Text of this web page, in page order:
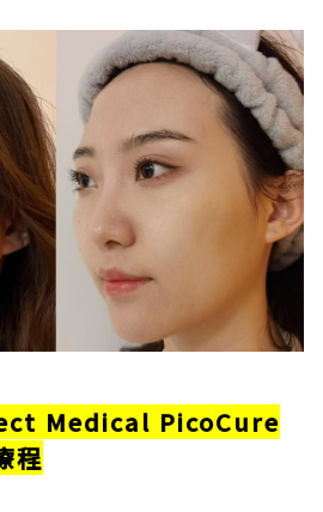
Medical PicoCure
程